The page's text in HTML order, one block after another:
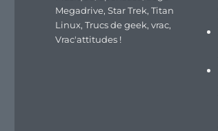
Megadrive,Star Trek,Titan
Linux,Trucs de geek,vrac,
Vrac'attitudes !